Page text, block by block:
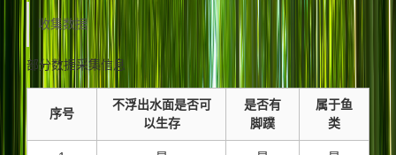
收集数据
部分数据采集信息
序号
不浮出水面是否可
以生存
是否有
脚蹼
属于鱼
类